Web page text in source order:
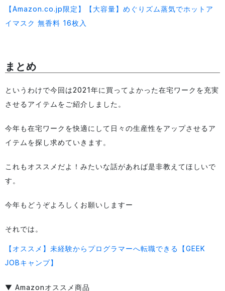
【Amazon.co.jp限定】【大容量】めぐりズム蒸気でホットア
イマスク 無香料 16枚入
まとめ
というわけで今回は2021年に買ってよかった在宅ワークを充実
させるアイテムをご紹介しました。
今年も在宅ワークを快適にして日々の生産性をアップさせるア
イテムを探し求めていきます。
これもオススメだよ！みたいな話があれば是非教えてほしいで
す。
今年もどうぞよろしくお願いしますー
それでは。
【オススメ】未経験からプログラマーへ転職できる【GEEK
JOBキャンプ】
▼ Amazonオススメ商品